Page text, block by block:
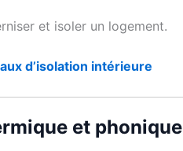
et isoler un logement.
d’isolation intérieure
et phonique